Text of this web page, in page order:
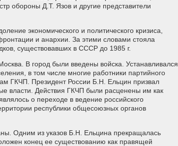
обороны Д.Т. Язов и другие представители
экономического и политического кризиса,
и анархии. За этими словами стояла
существовавших в СССР до 1985 г.
В город были введены войска. Устанавливался
в том числе многие работники партийного
ГКЧП. Президент России Б.Н. Ельцин призвал
власти. Действия ГКЧП были расценены им как
о переходе в ведение российского
республики общесоюзных органов
Одним из указов Б.Н. Ельцина прекращалась
конец ее существованию как правящей